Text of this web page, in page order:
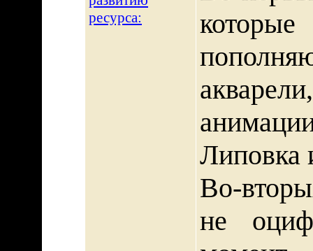
ресурса:
Липовка
Во-
не